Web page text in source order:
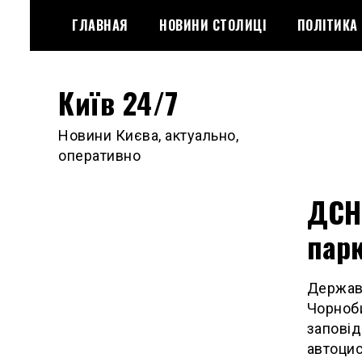
content
ГЛАВНАЯ НОВИНИ СТОЛИЦІ ПОЛІТИКА
Київ 24/7
Новини Києва, актуально,
оперативно